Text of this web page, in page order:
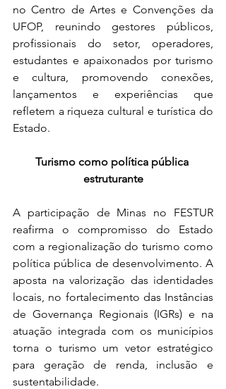
no Centro de Artes e Convenções da
UFOP, reunindo gestores públicos,
profissionais do setor, operadores,
estudantes e apaixonados por turismo
e cultura, promovendo conexões,
lançamentos e experiências que
refletem a riqueza cultural e turística do
Estado.
Turismo como política pública
estruturante
A participação de Minas no FESTUR
reafirma o compromisso do Estado
com a regionalização do turismo como
política pública de desenvolvimento. A
aposta na valorização das identidades
locais, no fortalecimento das Instâncias
de Governança Regionais (IGRs) e na
atuação integrada com os municípios
torna o turismo um vetor estratégico
para geração de renda, inclusão e
sustentabilidade.